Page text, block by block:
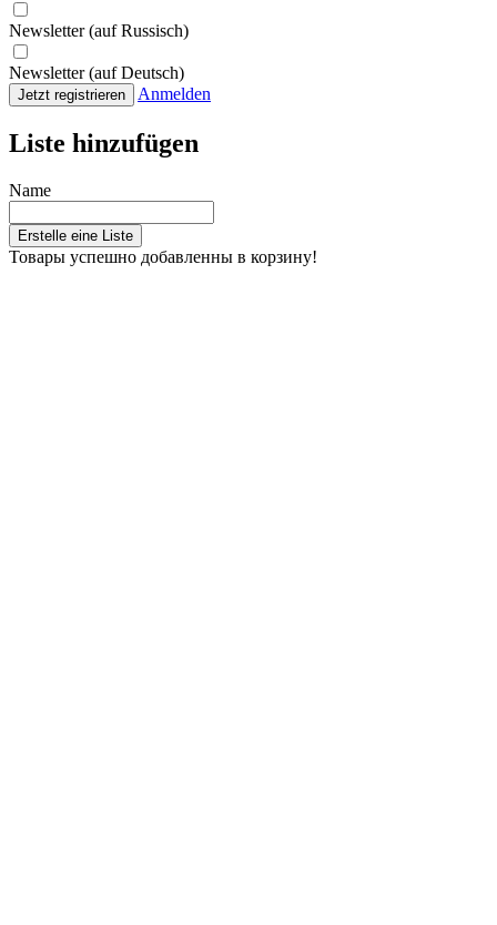
Newsletter (auf Russisch)
Newsletter (auf Deutsch)
Jetzt registrieren Anmelden
Liste hinzufügen
Name
Erstelle eine Liste
Товары успешно добавленны в корзину!